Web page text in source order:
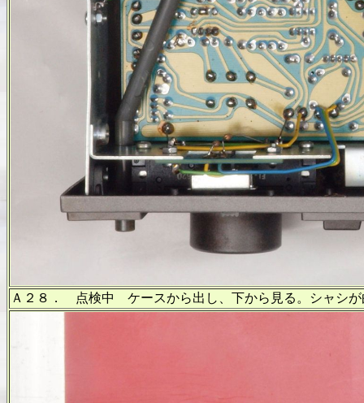
Ａ２８． 点検中 ケースから出し、下から見る。シャシが